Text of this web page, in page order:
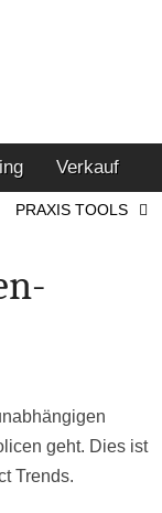
Verkauf
PRAXIS TOOLS
geht. Dies ist
Trends.